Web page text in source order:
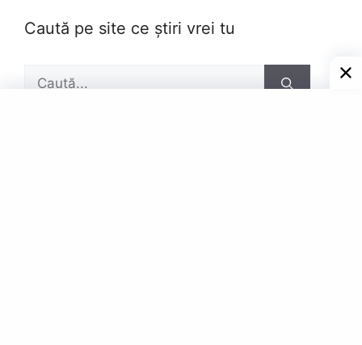
Caută pe site ce știri vrei tu
Caută
după: